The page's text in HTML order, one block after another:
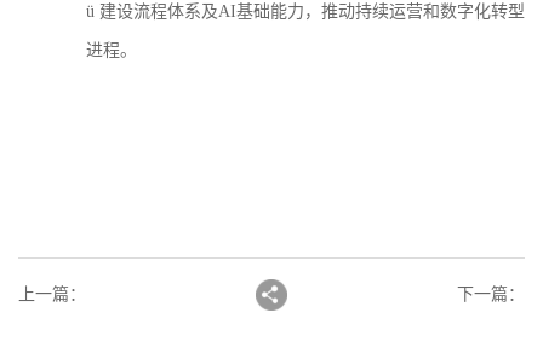
ü 建设流程体系及AI基础能力，推动持续运营和数字化转型
进程。
上一篇 ： 下一篇 ：